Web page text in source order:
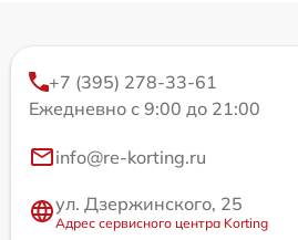
+7 (395) 278-33-61
Ежедневно с 9:00 до 21:00
info@re-korting.ru
ул. Дзержинского, 25
Адрес сервисного центра Korting